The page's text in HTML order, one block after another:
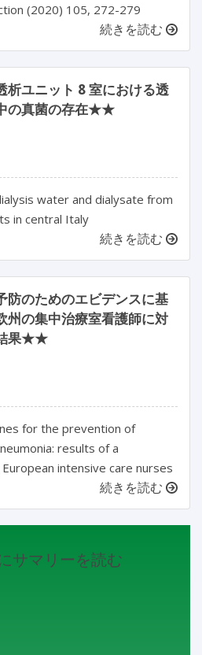
(2020) 105, 272-279
続きを読む
析ユニット 8 室における透
の真菌の存在★★
water and dialysate from
in central Italy
続きを読む
防のためのエビデンスに基
州の集中治療室看護師に対
果★★
for the prevention of
results of a
intensive care nurses
続きを読む
サマリーを読む